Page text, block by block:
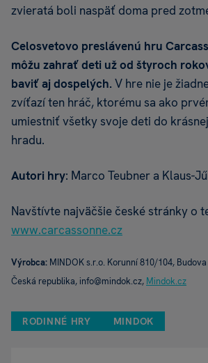
zvieratá boli naspäť doma pred
Celosvetovo preslávenú hru
môžu zahrať deti už od štyroch
baviť aj dospelých. V hre nie je
zvíťazí ten hráč, ktorému sa ako
umiestniť všetky svoje deti do
hradu.
Autori hry: Marco Teubner a Klaus-
Navštívte najväčšie české stránky o
www.carcassonne.cz
Výrobca: MINDOK s.r.o. Korunní 810/104,
Česká republika, info@mindok.cz, Mindok.cz
RODINNÉ HRY MINDOK